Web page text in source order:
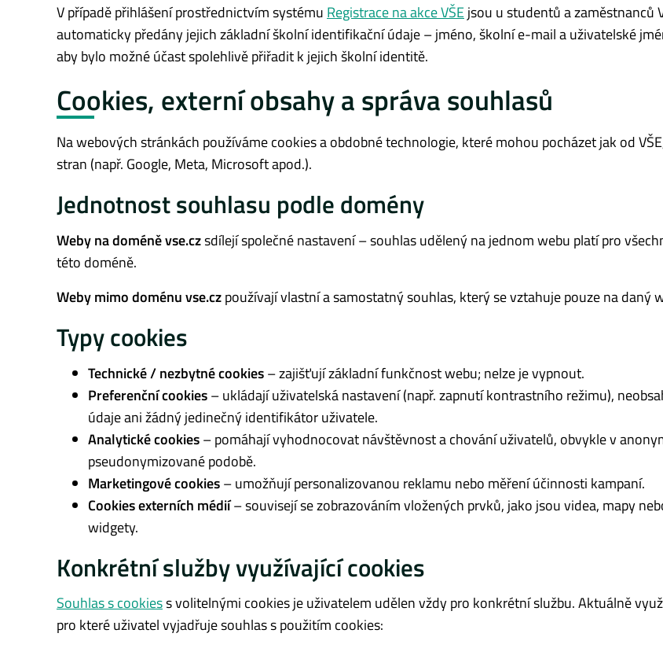
V případě přihlášení prostřednictvím systému Registrace na akce VŠEjsou u studentů a zaměstnanců
automaticky předány jejich základní školní identifikační údaje – jméno, školní e-mail a uživatelské
aby bylo možné účast spolehlivě přiřadit k jejich školní identitě.
Cookies, externí obsahy a správa souhlasů
Na webových stránkách používáme cookies a obdobné technologie, které mohou pocházet jak od
stran (např. Google, Meta, Microsoft apod.).
Jednotnost souhlasu podle domény
Weby na doméně vse.czsdílejí společné nastavení – souhlas udělený na jednom webu platí pro
této doméně.
Weby mimo doménu vse.czpoužívají vlastní a samostatný souhlas, který se vztahuje pouze na daný
Typy cookies
Technické / nezbytné cookies– zajišťují základní funkčnost webu; nelze je vypnout.
Preferenční cookies– ukládají uživatelská nastavení (např. zapnutí kontrastního režimu),
údaje ani žádný jedinečný identifikátor uživatele.
Analytické cookies– pomáhají vyhodnocovat návštěvnost a chování uživatelů, obvykle v
pseudonymizované podobě.
Marketingové cookies– umožňují personalizovanou reklamu nebo měření účinnosti kampaní.
Cookies externích médií– souvisejí se zobrazováním vložených prvků, jako jsou videa, mapy
widgety.
Konkrétní služby využívající cookies
Souhlas s cookiess volitelnými cookies je uživatelem udělen vždy pro konkrétní službu. Aktuálně
pro které uživatel vyjadřuje souhlas s použitím cookies: